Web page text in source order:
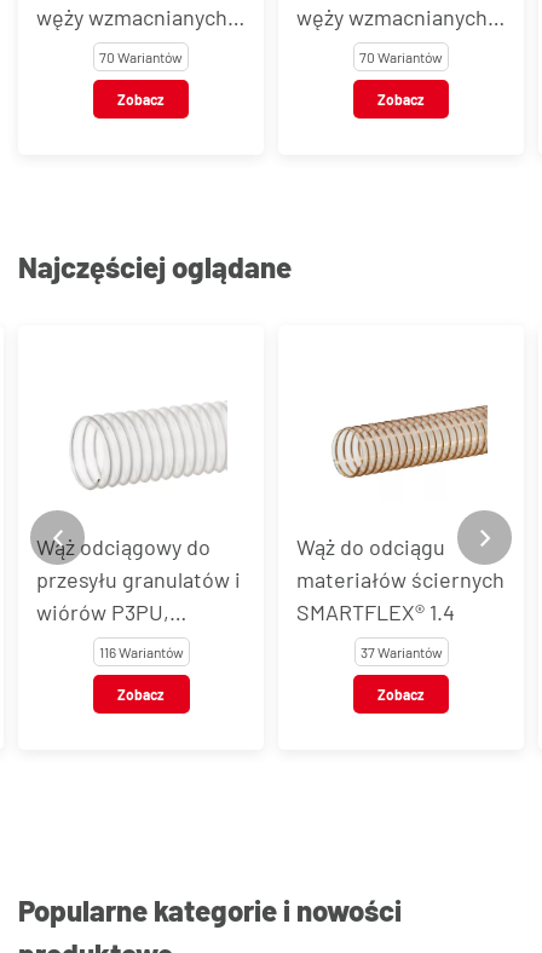
węży wzmacnianych
spiralą, stal AISI 430
70 Wariantów
Zobacz
węży wzmacnianych
spiralą, stal AISI 304
70 Wariantów
Zobacz
Najczęściej oglądane
Wąż odciągowy do
przesyłu granulatów i
wiórów P3PU,
P3PUAS, P3PUEL
116 Wariantów
Zobacz
Wąż do odciągu
materiałów ściernych
SMARTFLEX® 1.4
37 Wariantów
Zobacz
Popularne kategorie i nowości